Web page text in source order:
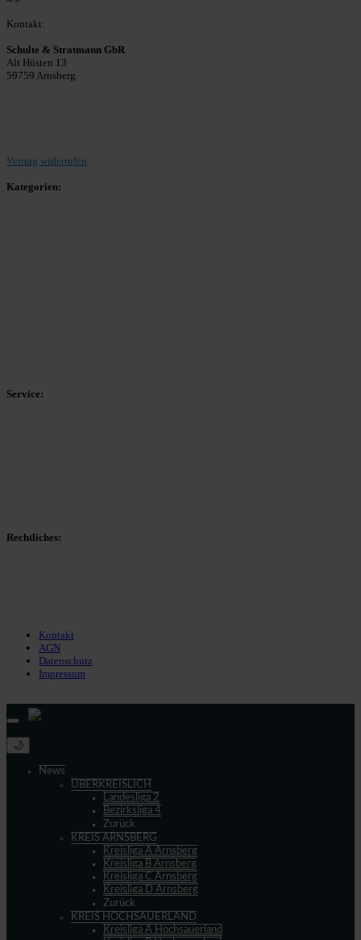
Kontakt:
Schulte & Stratmann GbR
Alt Hüsten 13
59759 Arnsberg
Vertrag widerrufen
Kategorien:
Service:
Rechtliches:
Kontakt
AGN
Datenschutz
Impressum
🌙
News
ÜBERKREISLICH
Landesliga 2
Bezirksliga 4
Zurück
KREIS ARNSBERG
Kreisliga A Arnsberg
Kreisliga B Arnsberg
Kreisliga C Arnsberg
Kreisliga D Arnsberg
Zurück
KREIS HOCHSAUERLAND
Kreisliga A Hochsauerland